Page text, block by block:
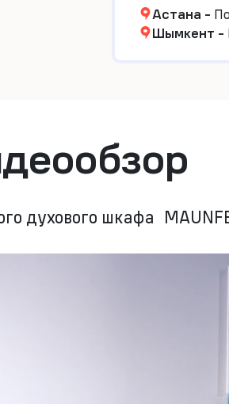
Астана -
Шымкент -
духового шкафа